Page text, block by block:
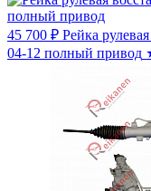
45 700 ₽ Рейка
04-12 полный привод